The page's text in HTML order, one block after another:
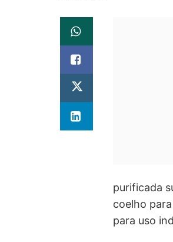
purificada
coelho
para uso